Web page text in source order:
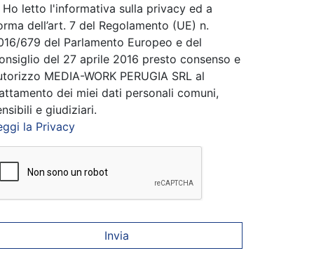
Ho letto l'informativa sulla privacy ed a
dell’art. 7 del Regolamento (UE) n.
679 del Parlamento Europeo e del
del 27 aprile 2016 presto consenso e
MEDIA-WORK PERUGIA SRL al
dei miei dati personali comuni,
e giudiziari.
la Privacy